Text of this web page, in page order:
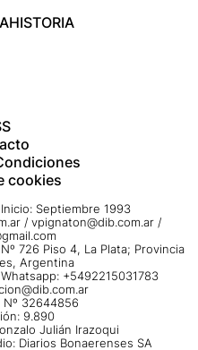
HISTORIA
cookies
Septiembre 1993
/ vpignaton@dib.com.ar /
726 Piso 4, La Plata; Provincia
Argentina
+5492215031783
Nº 32644856
9.890
Julián Irazoqui
Diarios Bonaerenses SA